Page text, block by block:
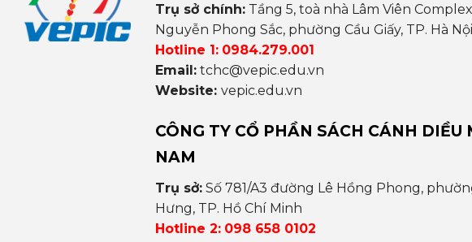
Trụ sở chính:Tầng 5, toà nhà Lâm Viên
Nguyễn Phong Sắc, phường Cầu Giấy, TP. Hà Nội
Hotline 1: 0984.279.001
Email: tchc@vepic.edu.vn
Website: vepic.edu.vn
CÔNG TY CỔ PHẦN SÁCH CÁNH DIỀU
NAM
Trụ sở:Số 781/A3 đường Lê Hồng Phong,
Hưng, TP. Hồ Chí Minh
Hotline 2: 098 658 0102